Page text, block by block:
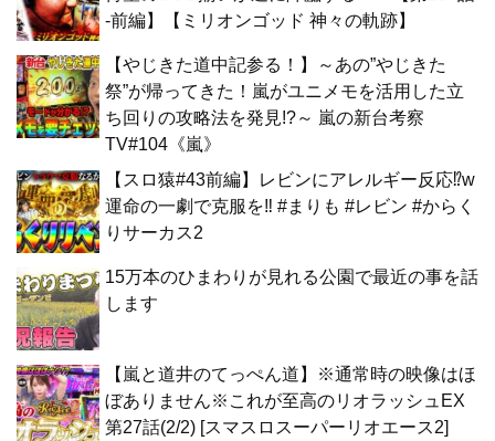
-前編】【ミリオンゴッド 神々の軌跡】
【やじきた道中記参る！】～あの”やじきた
祭”が帰ってきた！嵐がユニメモを活用した立
ち回りの攻略法を発見!?～ 嵐の新台考察
TV#104《嵐》
【スロ猿#43前編】レビンにアレルギー反応⁉w
運命の一劇で克服を‼ #まりも #レビン #からく
りサーカス2
15万本のひまわりが見れる公園で最近の事を話
します
【嵐と道井のてっぺん道】※通常時の映像はほ
ぼありません※これが至高のリオラッシュEX
第27話(2/2) [スマスロスーパーリオエース2]